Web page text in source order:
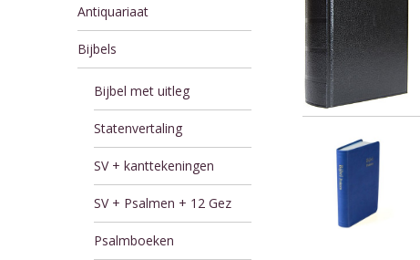
Antiquariaat
Bijbels
Bijbel met uitleg
Statenvertaling
SV + kanttekeningen
SV + Psalmen + 12 Gez
Psalmboeken